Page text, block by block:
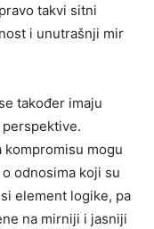
takvi sitni
i unutrašnji mir
također imaju
mogu
odnosima koji su
element logike, pa
na mirniji i jasniji